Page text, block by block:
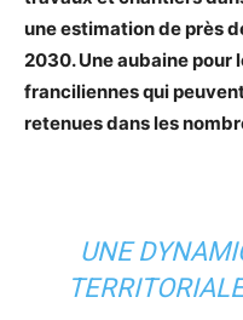
une estimation de près
2030. Une aubaine pour
franciliennes qui
retenues dans les
UNE